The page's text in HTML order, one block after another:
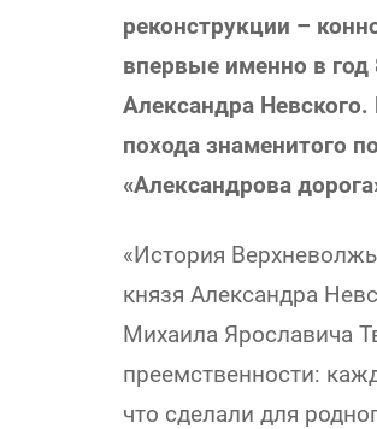
реконструкции –
впервые именно в год
Александра Невского.
похода знаменитого
«Александрова
«История
князя Александра
Михаила Ярославича
преемственности:
что сделали для